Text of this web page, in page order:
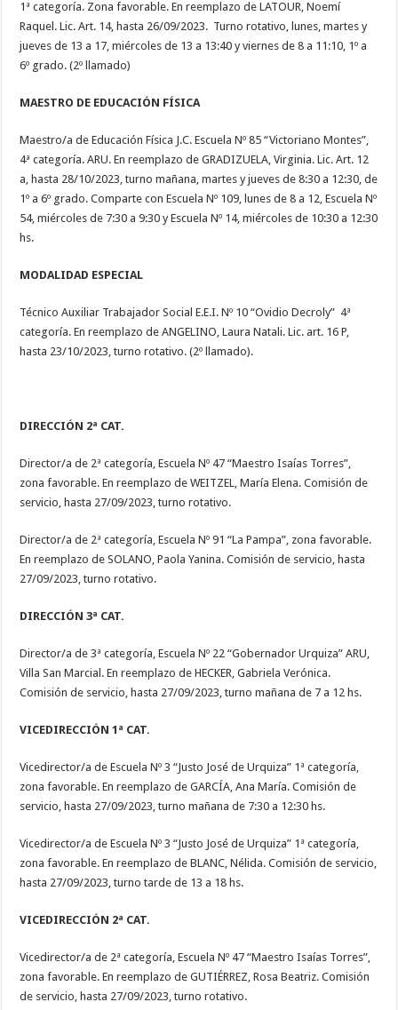
1ª categoría. Zona favorable. En reemplazo de LATOUR, Noemí
Raquel. Lic. Art. 14, hasta 26/09/2023. Turno rotativo, lunes, martes y
jueves de 13 a 17, miércoles de 13 a 13:40 y viernes de 8 a 11:10, 1º a
6º grado. (2º llamado)
MAESTRO DE EDUCACIÓN FÍSICA
Maestro/a de Educación Física J.C. Escuela Nº 85 “Victoriano Montes”,
4ª categoría. ARU. En reemplazo de GRADIZUELA, Virginia. Lic. Art. 12
a, hasta 28/10/2023, turno mañana, martes y jueves de 8:30 a 12:30, de
1º a 6º grado. Comparte con Escuela Nº 109, lunes de 8 a 12, Escuela Nº
54, miércoles de 7:30 a 9:30 y Escuela Nº 14, miércoles de 10:30 a 12:30
hs.
MODALIDAD ESPECIAL
Técnico Auxiliar Trabajador Social E.E.I. Nº 10 “Ovidio Decroly” 4ª
categoría. En reemplazo de ANGELINO, Laura Natali. Lic. art. 16 P,
hasta 23/10/2023, turno rotativo. (2º llamado).
DIRECCIÓN 2ª CAT.
Director/a de 2ª categoría, Escuela Nº 47 “Maestro Isaías Torres”,
zona favorable. En reemplazo de WEITZEL, María Elena. Comisión de
servicio, hasta 27/09/2023, turno rotativo.
Director/a de 2ª categoría, Escuela Nº 91 “La Pampa”, zona favorable.
En reemplazo de SOLANO, Paola Yanina. Comisión de servicio, hasta
27/09/2023, turno rotativo.
DIRECCIÓN 3ª CAT.
Director/a de 3ª categoría, Escuela Nº 22 “Gobernador Urquiza” ARU,
Villa San Marcial. En reemplazo de HECKER, Gabriela Verónica.
Comisión de servicio, hasta 27/09/2023, turno mañana de 7 a 12 hs.
VICEDIRECCIÓN 1ª CAT.
Vicedirector/a de Escuela Nº 3 “Justo José de Urquiza” 1ª categoría,
zona favorable. En reemplazo de GARCÍA, Ana María. Comisión de
servicio, hasta 27/09/2023, turno mañana de 7:30 a 12:30 hs.
Vicedirector/a de Escuela Nº 3 “Justo José de Urquiza” 1ª categoría,
zona favorable. En reemplazo de BLANC, Nélida. Comisión de servicio,
hasta 27/09/2023, turno tarde de 13 a 18 hs.
VICEDIRECCIÓN 2ª CAT.
Vicedirector/a de 2ª categoría, Escuela Nº 47 “Maestro Isaías Torres”,
zona favorable. En reemplazo de GUTIÉRREZ, Rosa Beatriz. Comisión
de servicio, hasta 27/09/2023, turno rotativo.